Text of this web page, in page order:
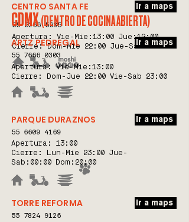
CENTRO SANTA FE Ir a maps
55 5266 5635
Apertura: Vie-Mie:13:00 Jue:12:00
Cierre: Dom-Mie 22:00 Jue-Sab 22:00
CDMX(DENTRO DE COCINA ABIERTA)
ARTZ PEDREGAL Ir a maps
55 7666 0303
Apertura: Vie-Mie:13:00
Cierre: Dom-Jue 22:00 Vie-Sab 23:00
PARQUE DURAZNOS Ir a maps
55 6609 4169
Apertura: 13:00
Cierre: Lun-Mie 23:00 Jue-
Sab:00:00 Dom:20:00
TORRE REFORMA Ir a maps
55 7824 9126